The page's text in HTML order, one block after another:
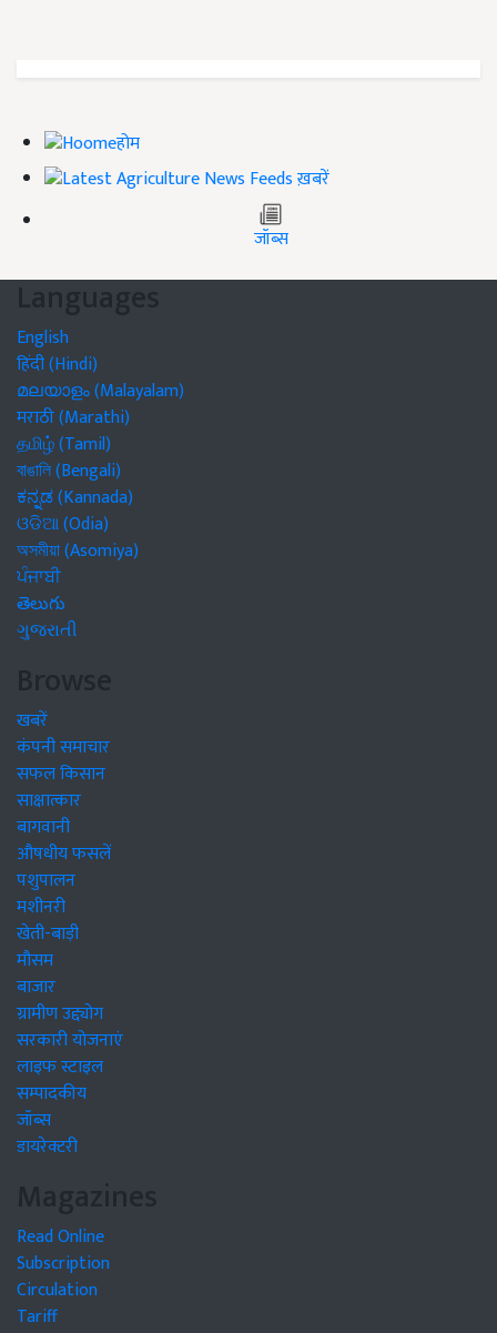
होम
ख़बरें
जॉब्स
Languages
English
हिंदी (Hindi)
മലയാളം (Malayalam)
मराठी (Marathi)
தமிழ் (Tamil)
বাঙালি (Bengali)
ಕನ್ನಡ (Kannada)
ଓଡିଆ (Odia)
অসমীয়া (Asomiya)
ਪੰਜਾਬੀ
తెలుగు
ગુજરાતી
Browse
खबरें
कंपनी समाचार
सफल किसान
साक्षात्कार
बागवानी
औषधीय फसलें
पशुपालन
मशीनरी
खेती-बाड़ी
मौसम
बाजार
ग्रामीण उद्द्योग
सरकारी योजनाएं
लाइफ स्टाइल
सम्पादकीय
जॉब्स
डायरेक्टरी
Magazines
Read Online
Subscription
Circulation
Tariff